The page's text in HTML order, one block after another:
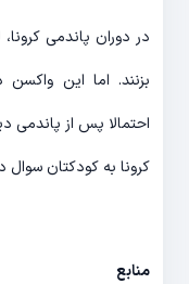
بزنند. اما این واکسن
احتمالا پس از پاندمی
کرونا به کودکتان سوال
منابع